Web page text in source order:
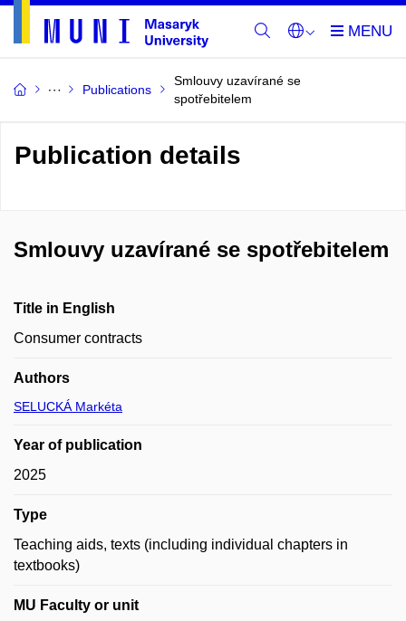
Publications
Smlouvy uzavírané se
spotřebitelem
Publication details
Smlouvy uzavírané se spotřebitelem
Title in English
Consumer contracts
Authors
SELUCKÁ Markéta
Year of publication
2025
Type
Teaching aids, texts (including individual chapters in
textbooks)
MU Faculty or unit